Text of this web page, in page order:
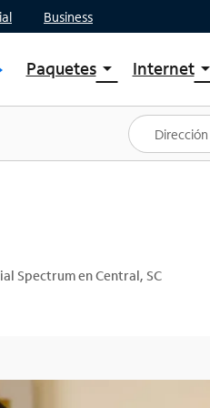
Business
Paquetesarrow_drop_down
Ver paquetes
Spectrum One
Mejores ofertas
Internetarrow_drop_down
Planes
Spectrum en Central, SC